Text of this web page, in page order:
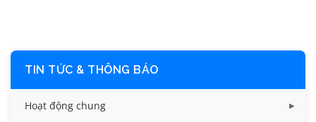
TIN TỨC & THÔNG BÁO
Hoạt động chung